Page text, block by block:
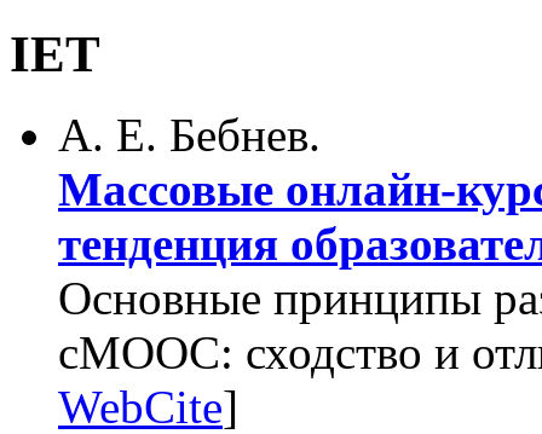
IET
А. Е. Бебнев.
Массовые онлайн-
тенденция
Основные принципы
cMOOC: сходство и
WebCite]